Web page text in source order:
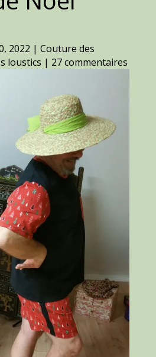
2022 | Couture des
loustics | 27 commentaires